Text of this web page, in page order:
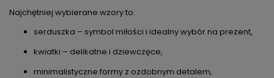
Najchętniej wybierane wzory to:
serduszka – symbol miłości i idealny wybór na prezent,
kwiatki – delikatne i dziewczęce,
minimalistyczne formy z ozdobnym detalem,